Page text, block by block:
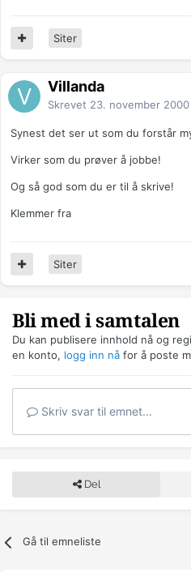
Siter
Villanda
Skrevet 23. november 2000
Synest det ser ut som du forstår
Virker som du prøver å jobbe!
Og så god som du er til å skrive!
Klemmer fra
Siter
Bli med i samtalen
Du kan publisere innhold nå og
en konto, logg inn nå for å poste
Skriv svar til emnet...
Del
Gå til emneliste